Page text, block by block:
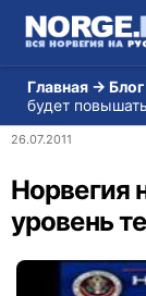
Главная →
будет
26.07.2011
Норвегия
уровень